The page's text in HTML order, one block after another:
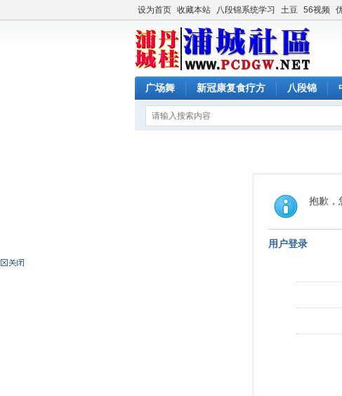
设为首页 收藏本站 八段锦系统学习 土豆 56视频
广场舞 新冠康复食疗方 八段锦
抱歉，
用户登录